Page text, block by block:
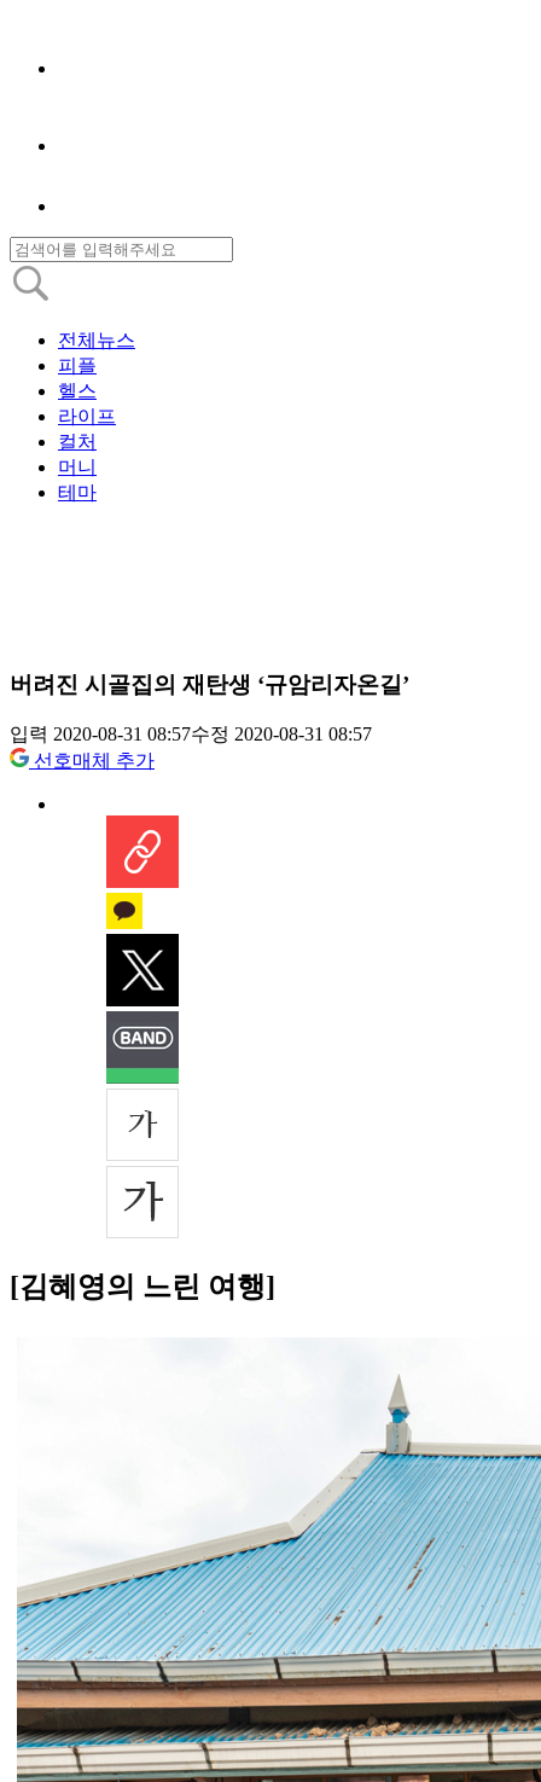
전체뉴스
피플
헬스
라이프
컬처
머니
테마
버려진 시골집의 재탄생 ‘규암리자온길’
입력 2020-08-31 08:57수정 2020-08-31 08:57
선호매체 추가
[김혜영의 느린 여행]